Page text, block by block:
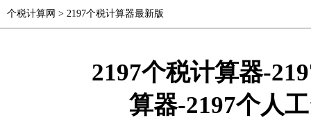
个税计算网 > 2197个税计算器最新版
2197个税计算器-
算器-2197个人